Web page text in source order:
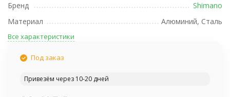
Бренд
Shimano
Материал
Алюминий, Сталь
Все характеристики
Под заказ
Привезём через 10-20 дней